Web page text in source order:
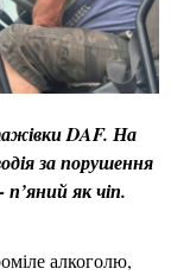
DAF. На
за порушення
як чіп.
алкоголю,